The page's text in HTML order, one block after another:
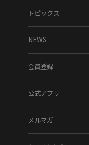
トピックス
NEWS
会員登録
公式アプリ
メルマガ